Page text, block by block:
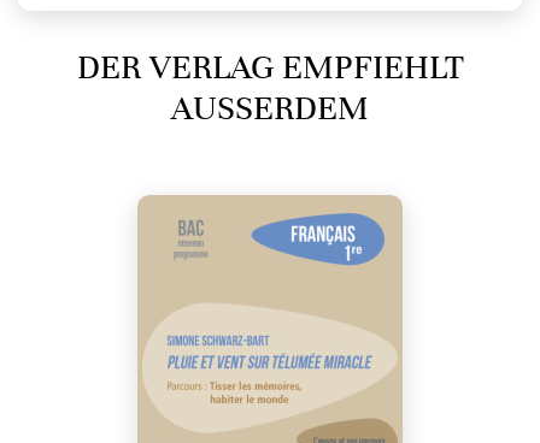
DER VERLAG EMPFIEHLT
AUSSERDEM